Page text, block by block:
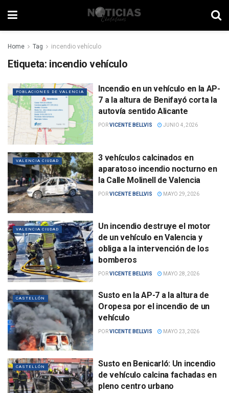
Home Tag incendio vehículo
Etiqueta: incendio vehículo
POBLACIONES DE VALENCIA
Incendio en un vehículo en la AP-
7 a la altura de Benifayó corta la
autovía sentido Alicante
PORVICENTE BELLVIS JUNIO 4, 2026
VALENCIA CIUDAD
3 vehículos calcinados en
aparatoso incendio nocturno en
la Calle Molinell de Valencia
PORVICENTE BELLVIS MAYO 29, 2026
VALENCIA CIUDAD
Un incendio destruye el motor
de un vehículo en Valencia y
obliga a la intervención de los
bomberos
PORVICENTE BELLVIS MAYO 28, 2026
CASTELLÓN
Susto en la AP-7 a la altura de
Oropesa por el incendio de un
vehículo
PORVICENTE BELLVIS MAYO 23, 2026
CASTELLÓN
Susto en Benicarló: Un incendio
de vehículo calcina fachadas en
pleno centro urbano